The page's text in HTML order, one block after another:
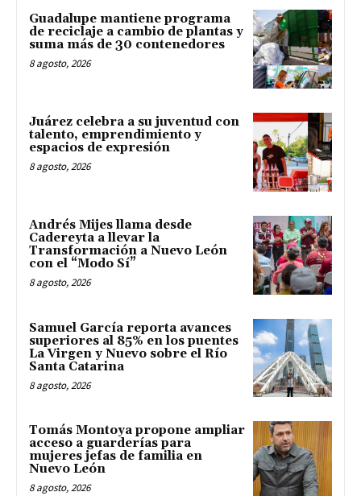
Guadalupe mantiene programa
de reciclaje a cambio de plantas y
suma más de 30 contenedores
8 agosto, 2026
Juárez celebra a su juventud con
talento, emprendimiento y
espacios de expresión
8 agosto, 2026
Andrés Mijes llama desde
Cadereyta a llevar la
Transformación a Nuevo León
con el “Modo Sí”
8 agosto, 2026
Samuel García reporta avances
superiores al 85% en los puentes
La Virgen y Nuevo sobre el Río
Santa Catarina
8 agosto, 2026
Tomás Montoya propone ampliar
acceso a guarderías para
mujeres jefas de familia en
Nuevo León
8 agosto, 2026